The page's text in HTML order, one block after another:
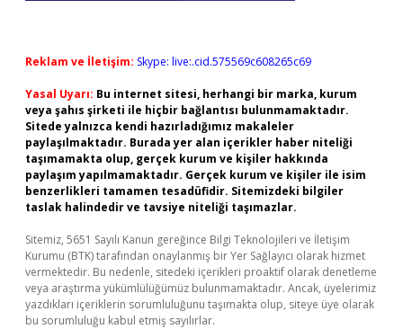
Reklam ve İletişim: Skype: live:.cid.575569c608265c69
Yasal Uyarı: Bu internet sitesi, herhangi bir marka, kurum
veya şahıs şirketi ile hiçbir bağlantısı bulunmamaktadır.
Sitede yalnızca kendi hazırladığımız makaleler
paylaşılmaktadır. Burada yer alan içerikler haber niteliği
taşımamakta olup, gerçek kurum ve kişiler hakkında
paylaşım yapılmamaktadır. Gerçek kurum ve kişiler ile isim
benzerlikleri tamamen tesadüfidir. Sitemizdeki bilgiler
taslak halindedir ve tavsiye niteliği taşımazlar.
Sitemiz, 5651 Sayılı Kanun gereğince Bilgi Teknolojileri ve İletişim
Kurumu (BTK) tarafından onaylanmış bir Yer Sağlayıcı olarak hizmet
vermektedir. Bu nedenle, sitedeki içerikleri proaktif olarak denetleme
veya araştırma yükümlülüğümüz bulunmamaktadır. Ancak, üyelerimiz
yazdıkları içeriklerin sorumluluğunu taşımakta olup, siteye üye olarak
bu sorumluluğu kabul etmiş sayılırlar.